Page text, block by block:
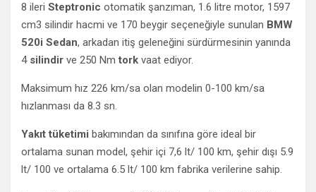
8 ileri Steptronic otomatik şanzıman, 1.6 litre motor, 1597
cm3 silindir hacmi ve 170 beygir seçeneğiyle sunulan BMW
520i Sedan, arkadan itiş geleneğini sürdürmesinin yanında
4 silindir ve 250 Nmtork vaat ediyor.
Maksimum hız 226 km/sa olan modelin 0-100 km/sa
hızlanması da 8.3 sn.
Yakıt tüketimi bakımından da sınıfına göre ideal bir
ortalama sunan model, şehir içi 7,6 lt/ 100 km, şehir dışı 5.9
lt/ 100 ve ortalama 6.5 lt/ 100 km fabrika verilerine sahip.